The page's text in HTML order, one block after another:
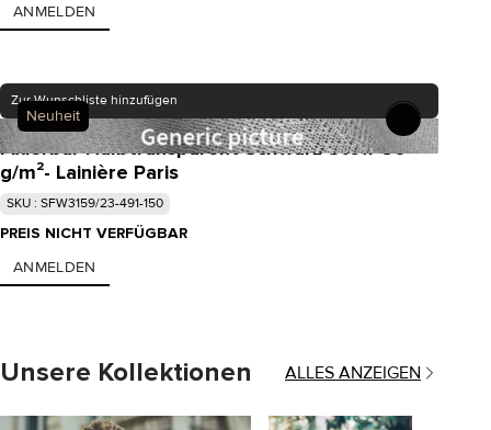
ANMELDEN
Neuheit
Zur Wunschliste hinzufügen
Fixierbar Halbtransparent Schwarz Stoff 56
g/m²- Lainière Paris
SKU : SFW3159/23-491-150
PREIS NICHT VERFÜGBAR
ANMELDEN
Unsere Kollektionen ALLES ANZEIGEN